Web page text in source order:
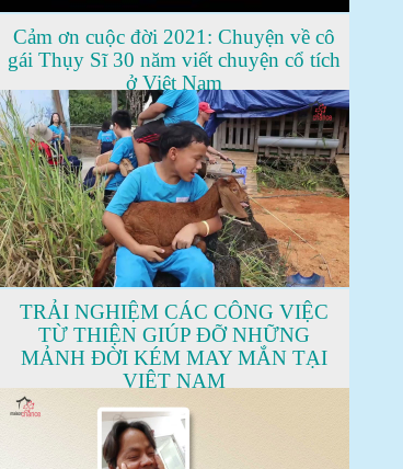
Cảm ơn cuộc đời 2021: Chuyện về cô
gái Thụy Sĩ 30 năm viết chuyện cổ tích
ở Việt Nam
TRẢI NGHIỆM CÁC CÔNG VIỆC
TỪ THIỆN GIÚP ĐỠ NHỮNG
MẢNH ĐỜI KÉM MAY MẮN TẠI
VIỆT NAM